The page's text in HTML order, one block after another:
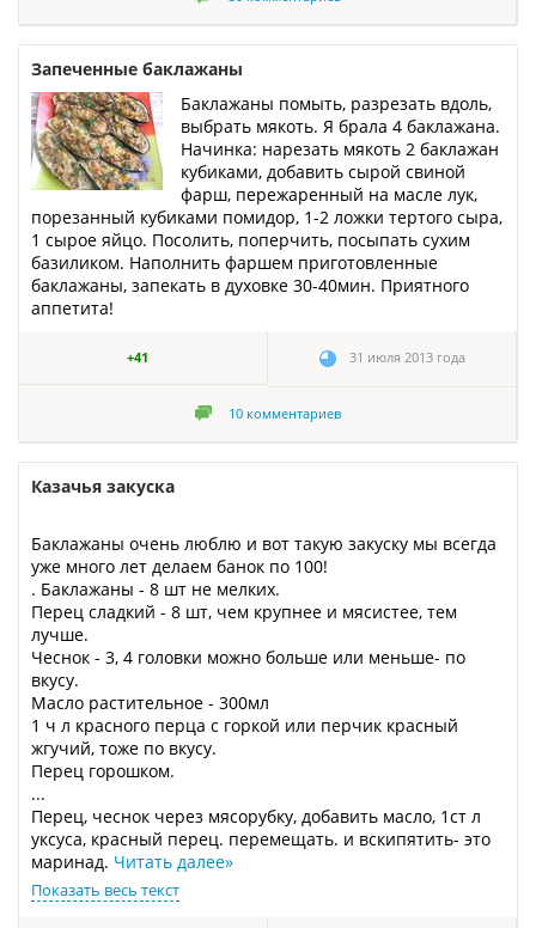
Запеченные баклажаны
Баклажаны помыть, разрезать вдоль,
выбрать мякоть. Я брала 4 баклажана.
Начинка: нарезать мякоть 2 баклажан
кубиками, добавить сырой свиной
фарш, пережаренный на масле лук,
порезанный кубиками помидор, 1-2 ложки тертого сыра,
1 сырое яйцо. Посолить, поперчить, посыпать сухим
базиликом. Наполнить фаршем приготовленные
баклажаны, запекать в духовке 30-40мин. Приятного
аппетита!
+41 31 июля 2013 года
10 комментариев
Казачья закуска
Баклажаны очень люблю и вот такую закуску мы всегда
уже много лет делаем банок по 100!
. Баклажаны - 8 шт не мелких.
Перец сладкий - 8 шт, чем крупнее и мясистее, тем
лучше.
Чеснок - 3, 4 головки можно больше или меньше- по
вкусу.
Масло растительное - 300мл
1 ч л красного перца с горкой или перчик красный
жгучий, тоже по вкусу.
Перец горошком.
...
Перец, чеснок через мясорубку, добавить масло, 1ст л
уксуса, красный перец. перемещать. и вскипятить- это
маринад. Читать далее»
Показать весь текст